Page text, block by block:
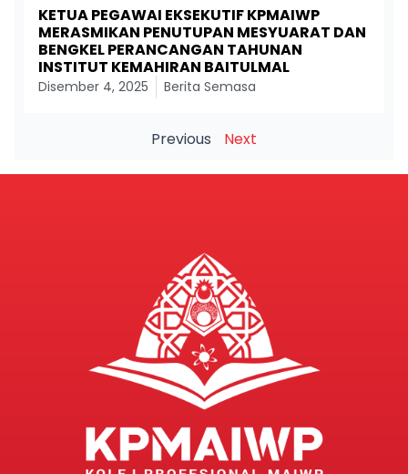
KETUA PEGAWAI EKSEKUTIF KPMAIWP
MERASMIKAN PENUTUPAN MESYUARAT DAN
BENGKEL PERANCANGAN TAHUNAN
INSTITUT KEMAHIRAN BAITULMAL
Disember 4, 2025 Berita Semasa
Previous Next